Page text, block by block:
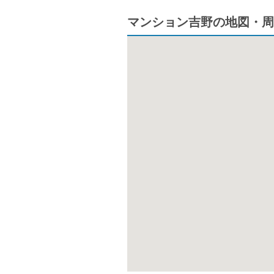
マンション吉野の地図・